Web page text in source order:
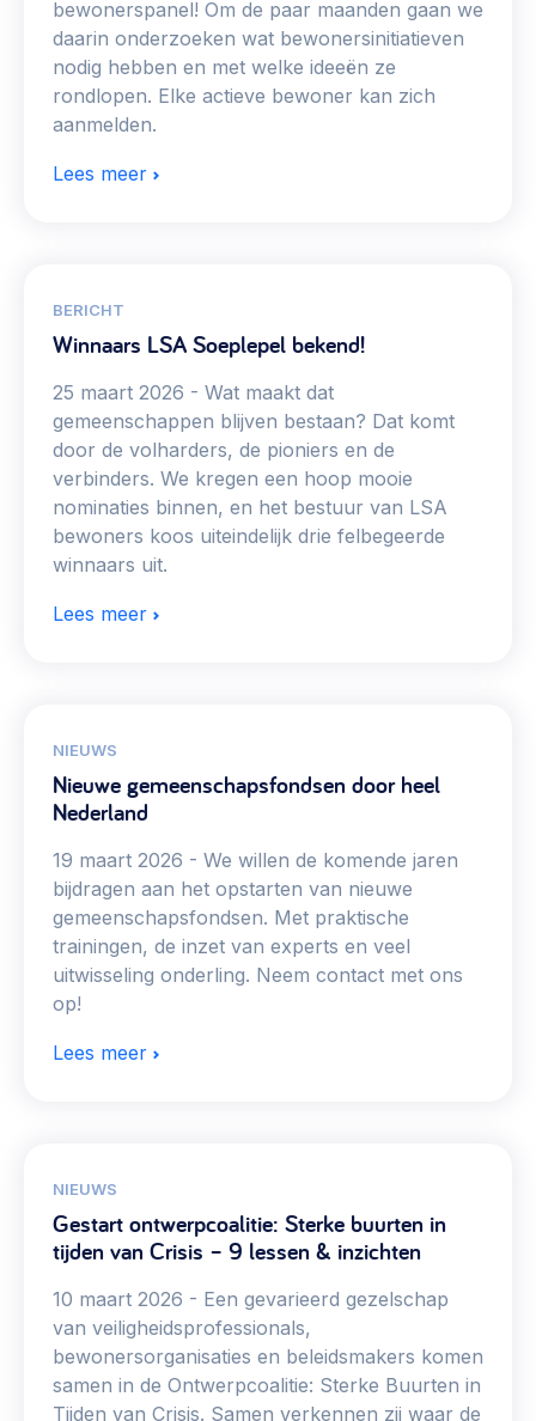
bewonerspanel! Om de paar maanden gaan we
daarin onderzoeken wat bewonersinitiatieven
nodig hebben en met welke ideeën ze
rondlopen. Elke actieve bewoner kan zich
aanmelden.
Lees meer
BERICHT
Winnaars LSA Soeplepel bekend!
25 maart 2026
Wat maakt dat
gemeenschappen blijven bestaan? Dat komt
door de volharders, de pioniers en de
verbinders. We kregen een hoop mooie
nominaties binnen, en het bestuur van LSA
bewoners koos uiteindelijk drie felbegeerde
winnaars uit.
Lees meer
NIEUWS
Nieuwe gemeenschapsfondsen door heel
Nederland
19 maart 2026
We willen de komende jaren
bijdragen aan het opstarten van nieuwe
gemeenschapsfondsen. Met praktische
trainingen, de inzet van experts en veel
uitwisseling onderling. Neem contact met ons
op!
Lees meer
NIEUWS
Gestart ontwerpcoalitie: Sterke buurten in
tijden van Crisis – 9 lessen & inzichten
10 maart 2026
Een gevarieerd gezelschap
van veiligheidsprofessionals,
bewonersorganisaties en beleidsmakers komen
samen in de Ontwerpcoalitie: Sterke Buurten in
Tijden van Crisis. Samen verkennen zij waar de